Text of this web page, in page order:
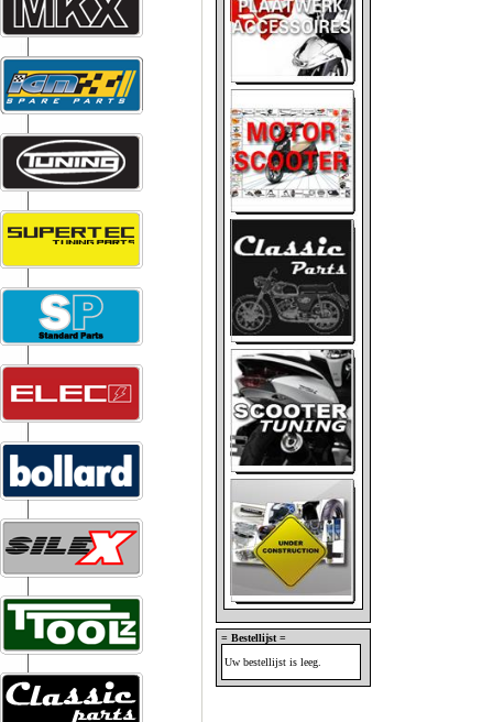
= Bestellijst =
Uw bestellijst is leeg.